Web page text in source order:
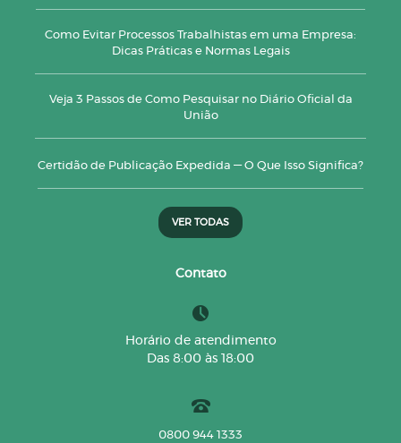
Como Evitar Processos Trabalhistas em uma Empresa:
Dicas Práticas e Normas Legais
Veja 3 Passos de Como Pesquisar no Diário Oficial da
União
Certidão de Publicação Expedida — O Que Isso Significa?
VER TODAS
Contato
Horário de atendimento
Das 8:00 às 18:00
0800 944 1333